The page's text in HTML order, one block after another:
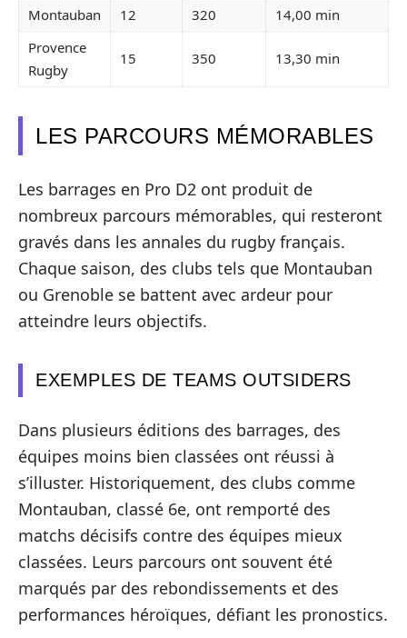
Montauban
12 320
14,00 min
Provence
Rugby
15 350 13,30 min
LES PARCOURS MÉMORABLES
Les barrages en Pro D2 ont produit de
nombreux parcours mémorables, qui resteront
gravés dans les annales du rugby français.
Chaque saison, des clubs tels que Montauban
ou Grenoble se battent avec ardeur pour
atteindre leurs objectifs.
EXEMPLES DE TEAMS OUTSIDERS
Dans plusieurs éditions des barrages, des
équipes moins bien classées ont réussi à
s’illuster. Historiquement, des clubs comme
Montauban, classé 6e, ont remporté des
matchs décisifs contre des équipes mieux
classées. Leurs parcours ont souvent été
marqués par des rebondissements et des
performances héroïques, défiant les pronostics.